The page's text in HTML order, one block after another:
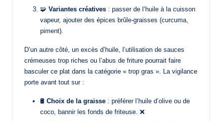
🧩 Variantes créatives : passer de l’huile à la cuisson
vapeur, ajouter des épices brûle-graisses (curcuma,
piment).
D’un autre côté, un excès d’huile, l’utilisation de sauces
crémeuses trop riches ou l’abus de friture pourrait faire
basculer ce plat dans la catégorie « trop gras ». La vigilance
porte avant tout sur :
🛢️ Choix de la graisse : préférer l’huile d’olive ou de
coco, bannir les fonds de friteuse. ❌